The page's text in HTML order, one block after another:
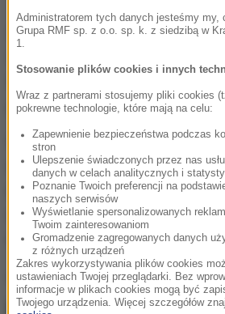
Czyli właśnie, aby miejscowości
komputery dla dzieciaków tam
program i on prędzej czy później
W KPO, czyli dokumencie
wydatkowania środków z
ma wspomóc gospodarkę po
wnioskuje o 23,9 mld euro w
mld euro z części pożyczkowej.
"Będziemy się starać
kroczku naprawiać
Administratorem tych danych jesteśmy my,
Grupa RMF sp. z o.o. sp. k. z siedzibą w
1.
Stosowanie plików cookies i innych
Wraz z partnerami stosujemy pliki cookies
pokrewne technologie, które mają na celu:
Zapewnienie bezpieczeństwa podczas
stron
Ulepszenie świadczonych przez nas
danych w celach analitycznych i
Poznanie Twoich preferencji na
naszych serwisów
Wyświetlanie spersonalizowanych
Twoim zainteresowaniom
Gromadzenie zagregowanych danych
z różnych urządzeń
Zakres wykorzystywania plików cookies
ustawieniach Twojej przeglądarki. Bez
informacje w plikach cookies mogą być
Twojego urządzenia. Więcej szczegółów